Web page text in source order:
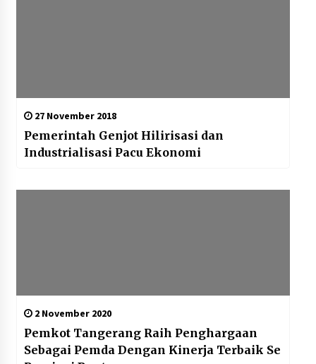
27 November 2018
Pemerintah Genjot Hilirisasi dan
Industrialisasi Pacu Ekonomi
2 November 2020
Pemkot Tangerang Raih Penghargaan
Sebagai Pemda Dengan Kinerja Terbaik Se